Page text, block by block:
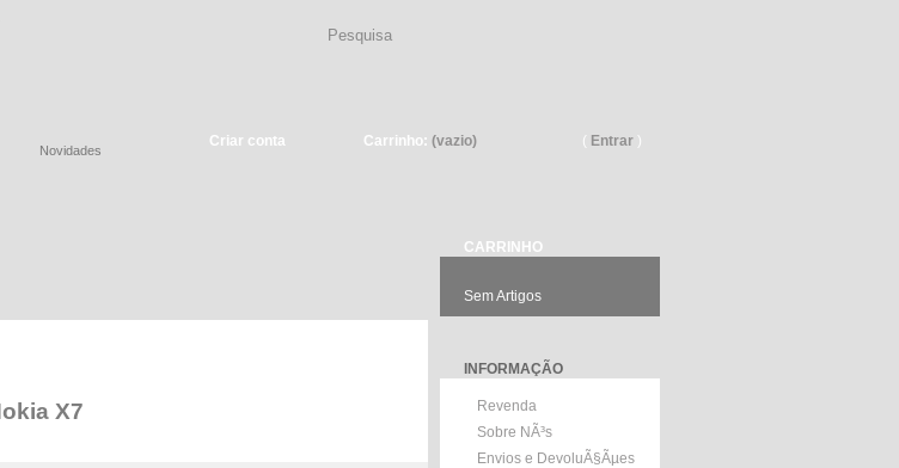
Novidades
Criar conta Carrinho: (vazio) ( Entrar)
X7
CARRINHO
Sem Artigos
INFORMAÇÃO
Revenda
Sobre NÃ³s
Envios e DevoluÃ§Ãµes